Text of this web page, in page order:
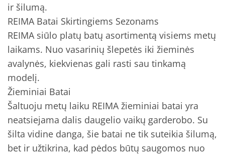
ir šilumą.
REIMA Batai Skirtingiems Sezonams
REIMA siūlo platų batų asortimentą visiems metų
laikams. Nuo vasarinių šlepetės iki žieminės
avalynės, kiekvienas gali rasti sau tinkamą
modelį.
Žieminiai Batai
Šaltuoju metų laiku REIMA žieminiai batai yra
neatsiejama dalis daugelio vaikų garderobo. Su
šilta vidine danga, šie batai ne tik suteikia šilumą,
bet ir užtikrina, kad pėdos būtų saugomos nuo